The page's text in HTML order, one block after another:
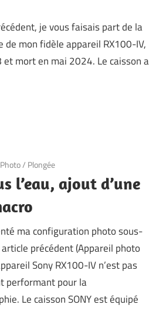
je vous faisais part de la
de mon fidèle appareil RX100-IV,
mort en mai 2024. Le caisson a
Photo/ Plongée
l’eau, ajout d’une
ma configuration photo sous-
précédent (Appareil photo
Sony RX100-IV n’est pas
performant pour la
Le caisson SONY est équipé